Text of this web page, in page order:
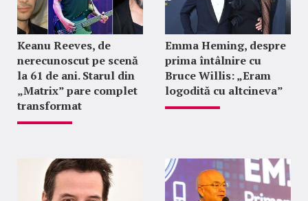
Keanu Reeves, de
nerecunoscut pe scenă
la 61 de ani. Starul din
„Matrix” pare complet
transformat
Emma Heming, despre
prima întâlnire cu
Bruce Willis: „Eram
logodită cu altcineva”